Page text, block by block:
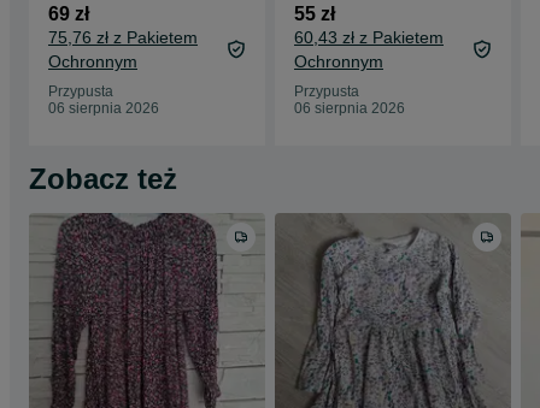
69 zł
75,76 zł z Pakietem
Ochronnym
Przypusta
06 sierpnia 2026
55 zł
60,43 zł z Pakietem
Ochronnym
Przypusta
06 sierpnia 2026
Zobacz też